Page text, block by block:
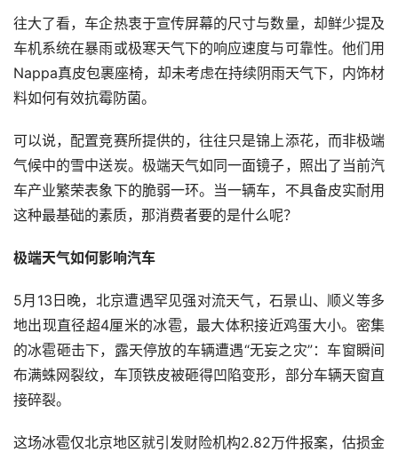
往大了看，车企热衷于宣传屏幕的尺寸与数量，却鲜少提及
车机系统在暴雨或极寒天气下的响应速度与可靠性。他们用
Nappa真皮包裹座椅，却未考虑在持续阴雨天气下，内饰材
料如何有效抗霉防菌。
可以说，配置竞赛所提供的，往往只是锦上添花，而非极端
气候中的雪中送炭。极端天气如同一面镜子，照出了当前汽
车产业繁荣表象下的脆弱一环。当一辆车，不具备皮实耐用
这种最基础的素质，那消费者要的是什么呢？
极端天气如何影响汽车
5月13日晚，北京遭遇罕见强对流天气，石景山、顺义等多
地出现直径超4厘米的冰雹，最大体积接近鸡蛋大小。密集
的冰雹砸击下，露天停放的车辆遭遇“无妄之灾”：车窗瞬间
布满蛛网裂纹，车顶铁皮被砸得凹陷变形，部分车辆天窗直
接碎裂。
这场冰雹仅北京地区就引发财险机构2.82万件报案，估损金